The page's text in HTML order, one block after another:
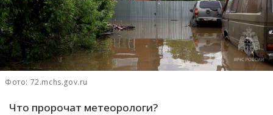
Е
С
Фото: 72.mchs.gov.ru
Что пророчат метеорологи?